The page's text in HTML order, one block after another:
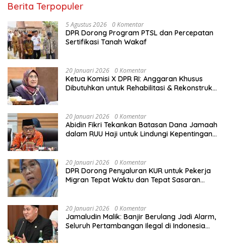
Berita Terpopuler
5 Agustus 2026 0 Komentar
DPR Dorong Program PTSL dan Percepatan
Sertifikasi Tanah Wakaf
20 Januari 2026 0 Komentar
Ketua Komisi X DPR RI: Anggaran Khusus
Dibutuhkan untuk Rehabilitasi & Rekonstruksi
20 Januari 2026 0 Komentar
Abidin Fikri Tekankan Batasan Dana Jamaah
dalam RUU Haji untuk Lindungi Kepentingan
20 Januari 2026 0 Komentar
DPR Dorong Penyaluran KUR untuk Pekerja
Migran Tepat Waktu dan Tepat Sasaran
20 Januari 2026 0 Komentar
Jamaludin Malik: Banjir Berulang Jadi Alarm,
Seluruh Pertambangan Ilegal di Indonesia